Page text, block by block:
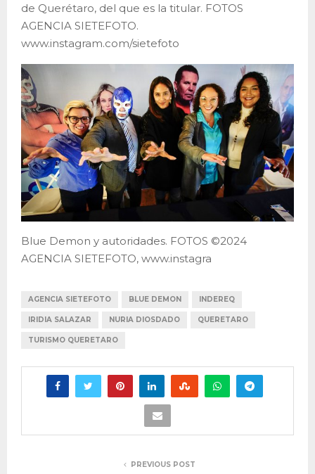
de Querétaro, del que es la titular. FOTOS
AGENCIA SIETEFOTO.
www.instagram.com/sietefoto
Blue Demon y autoridades. FOTOS ©2024
AGENCIA SIETEFOTO, www.instagra
AGENCIA SIETEFOTO BLUE DEMON INDEREQ
IRIDIA SALAZAR NURIA DIOSDADO QUERETARO
TURISMO QUERETARO
PREVIOUS POST